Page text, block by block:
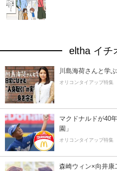
eltha イチ
川島海荷さんと学
オリコンタイアップ特集
マクドナルドが40
園」
オリコンタイアップ特集
森崎ウィン×向井康